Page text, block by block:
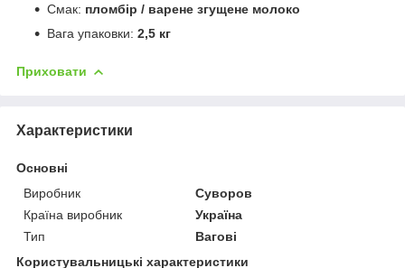
Смак: пломбір / варене згущене молоко
Вага упаковки: 2,5 кг
Приховати
Характеристики
Основні
Виробник
Суворов
Країна виробник
Україна
Тип
Вагові
Користувальницькі характеристики